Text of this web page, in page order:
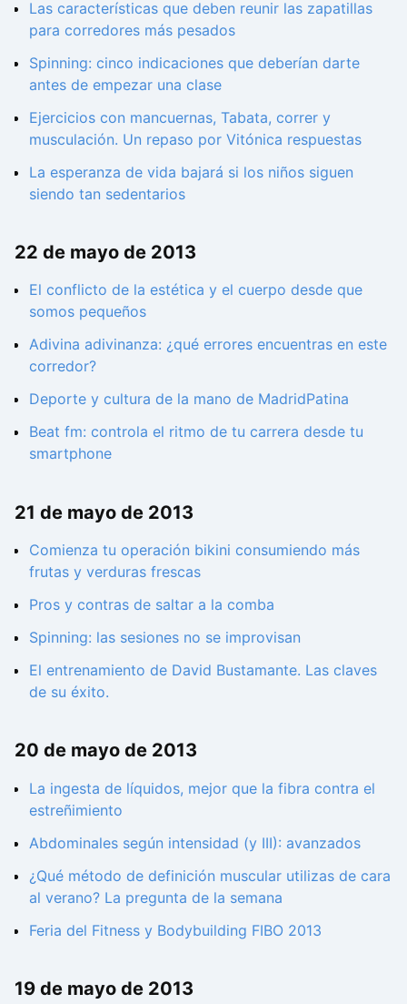
Las características que deben reunir las zapatillas
para corredores más pesados
Spinning: cinco indicaciones que deberían darte
antes de empezar una clase
Ejercicios con mancuernas, Tabata, correr y
musculación. Un repaso por Vitónica respuestas
La esperanza de vida bajará si los niños siguen
siendo tan sedentarios
22 de mayo de 2013
El conflicto de la estética y el cuerpo desde que
somos pequeños
Adivina adivinanza: ¿qué errores encuentras en este
corredor?
Deporte y cultura de la mano de MadridPatina
Beat fm: controla el ritmo de tu carrera desde tu
smartphone
21 de mayo de 2013
Comienza tu operación bikini consumiendo más
frutas y verduras frescas
Pros y contras de saltar a la comba
Spinning: las sesiones no se improvisan
El entrenamiento de David Bustamante. Las claves
de su éxito.
20 de mayo de 2013
La ingesta de líquidos, mejor que la fibra contra el
estreñimiento
Abdominales según intensidad (y III): avanzados
¿Qué método de definición muscular utilizas de cara
al verano? La pregunta de la semana
Feria del Fitness y Bodybuilding FIBO 2013
19 de mayo de 2013